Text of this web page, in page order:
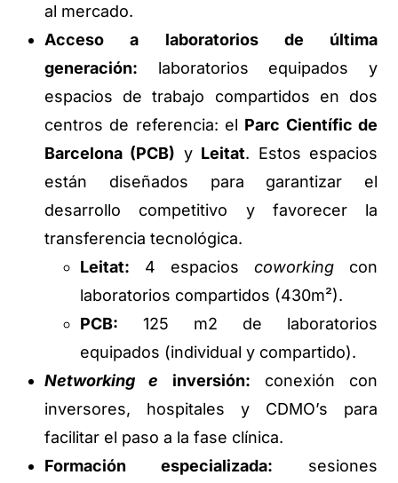
al mercado.
Acceso a laboratorios de última
generación: laboratorios equipados y
espacios de trabajo compartidos en dos
centros de referencia: el Parc Científic de
Barcelona (PCB) y Leitat. Estos espacios
están diseñados para garantizar el
desarrollo competitivo y favorecer la
transferencia tecnológica.
Leitat: 4 espacioscoworking con
laboratorios compartidos (430m²).
PCB: 125 m2 de laboratorios
equipados (individual y compartido).
Networking e inversión: conexión con
inversores, hospitales y CDMO’s para
facilitar el paso a la fase clínica.
Formación especializada: sesiones